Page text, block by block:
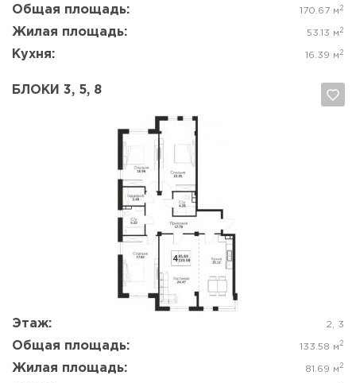
Общая площадь: 170.67 м 2
Жилая площадь: 53.13 м 2
Кухня: 16.39 м 2
БЛОКИ 3, 5, 8
Этаж: 2, 3
Общая площадь: 133.58 м 2
Жилая площадь: 81.69 м 2
Отмена